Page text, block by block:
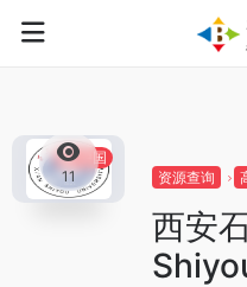
中国
11 资源查询
西安